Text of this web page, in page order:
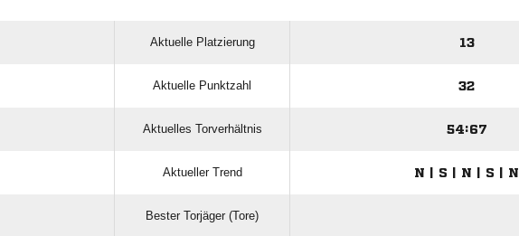
Aktuelle Platzierung 13
Aktuelle Punktzahl 32
Aktuelles Torverhältnis 54:67
Aktueller Trend N | S | N | S | N
Bester Torjäger (Tore)